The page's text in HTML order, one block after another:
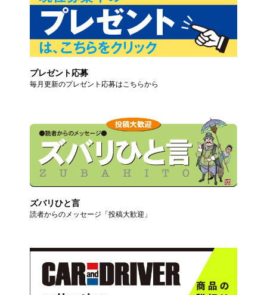
プレゼント応募
毎月更新のプレゼント応募はこちらから
ズバリひと言
読者からのメッセージ「投稿大歓迎」